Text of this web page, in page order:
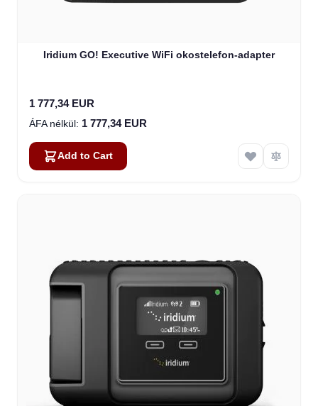
Iridium GO! Executive WiFi okostelefon-adapter
1 777,34 EUR
1 777,34 EUR
Add to Cart